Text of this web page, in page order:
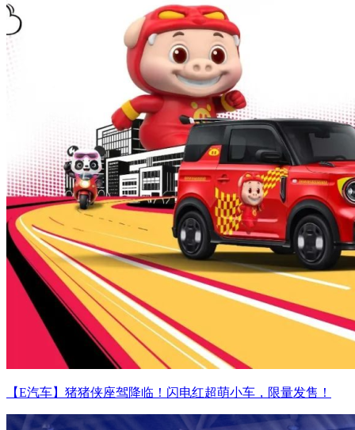
【E汽车】猪猪侠座驾降临！闪电红超萌小车，限量发售！